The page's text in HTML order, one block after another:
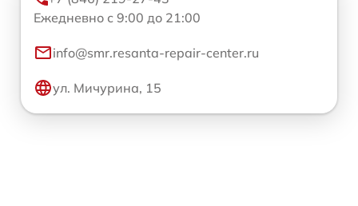
Ежедневно с 9:00 до 21:00
info@smr.resanta-repair-center.ru
ул. Мичурина, 15